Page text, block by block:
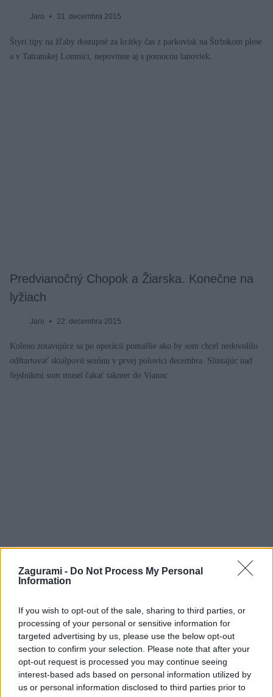
Zagurami - Do Not Process My Personal
Information
If you wish to opt-out of the sale, sharing to third parties, or
processing of your personal or sensitive information for
targeted advertising by us, please use the below opt-out
section to confirm your selection. Please note that after your
opt-out request is processed you may continue seeing
interest-based ads based on personal information utilized by
us or personal information disclosed to third parties prior to
Jaro 31. decembra 2015
Štyri tipy na žľaby dostupné za krátky čas z parkovísk na Štrbskom plese
a v Tatranskej Lomnici, nepovinne aj s pomocou lanoviek.
Predvianočný Chopok a Žiarska. Konečne na
lyžiach
Jaro 22. decembra 2015
Koleno zotavujúce sa po operácii pomalšie ako by som chcel nedovolilo
odštartovať skialpovú sezónu v prvej polovici decembra. Slintajúc nad
fejsbúkmi som musel čakať takmer do Vianoc.
Jaro 17. novembra 2015
Aj keď sa budeš vypytovať všetkých známych a celé noci študovať
recenzie na internete, nejakej tej chybe sa nevyhneš. Aj ja som sa pri
výbere prvého setu pomýlil. Čítaj ďalej a dúfaj, že tebe sa to nestane.